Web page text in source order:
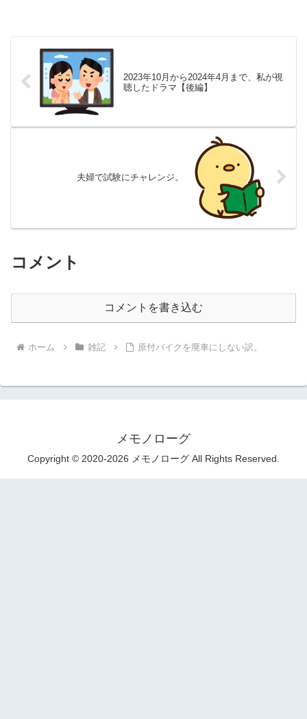
2023年10月から2024年4月まで、私が視
聴したドラマ【後編】
夫婦で試験にチャレンジ。
コメント
コメントを書き込む
ホーム 雑記 原付バイクを廃車にしない訳。
メモノローグ
Copyright © 2020-2026 メモノローグ All Rights Reserved.